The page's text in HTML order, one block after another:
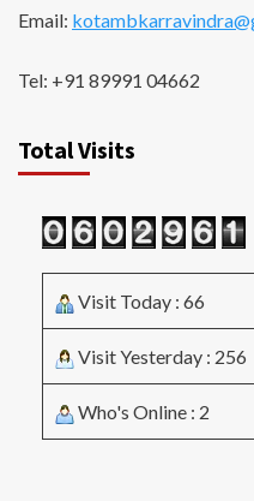
Email:
Tel: +91 89991 04662
Total Visits
Visit Today : 66
Visit Yesterday : 256
Who's Online : 2